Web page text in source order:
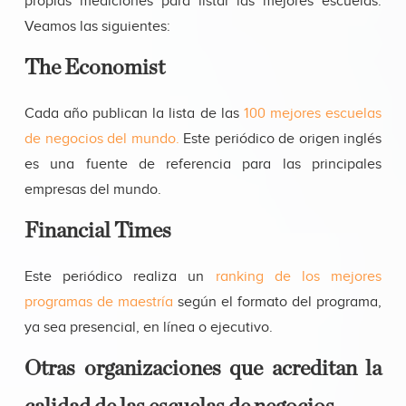
Veamos las siguientes:
The Economist
Cada año publican la lista de las 100 mejores escuelas
de negocios del mundo. Este periódico de origen inglés
es una fuente de referencia para las principales
empresas del mundo.
Financial Times
Este periódico realiza un ranking de los mejores
programas de maestría según el formato del programa,
ya sea presencial, en línea o ejecutivo.
Otras organizaciones que acreditan la